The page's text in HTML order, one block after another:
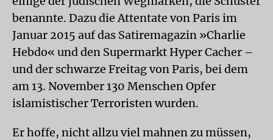
benannte. Dazu die Attentate von Paris im
Januar 2015 auf das Satiremagazin »Charlie
Hebdo« und den Supermarkt Hyper Cacher –
und der schwarze Freitag von Paris, bei dem
am 13. November 130 Menschen Opfer
islamistischer Terroristen wurden.
Er hoffe, nicht allzu viel mahnen zu müssen,